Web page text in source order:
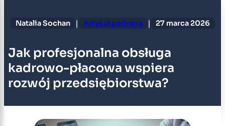
Natalia Sochan | Artykuł partnera | 27 marca 2026
Jak profesjonalna obsługa
kadrowo-płacowa wspiera
rozwój przedsiębiorstwa?